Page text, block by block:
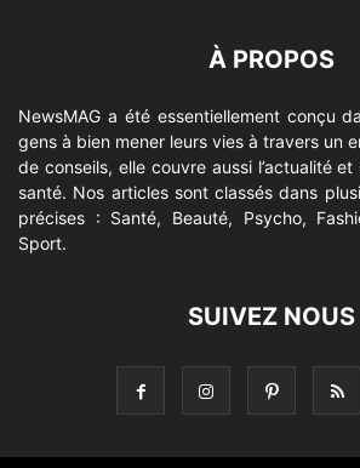
À PROPOS
NewsMAG a été essentiellement conçu
gens à bien mener leurs vies à travers un
de conseils, elle couvre aussi l’actualité
santé. Nos articles sont classés dans
précises : Santé, Beauté, Psycho,
Sport.
SUIVEZ NOUS